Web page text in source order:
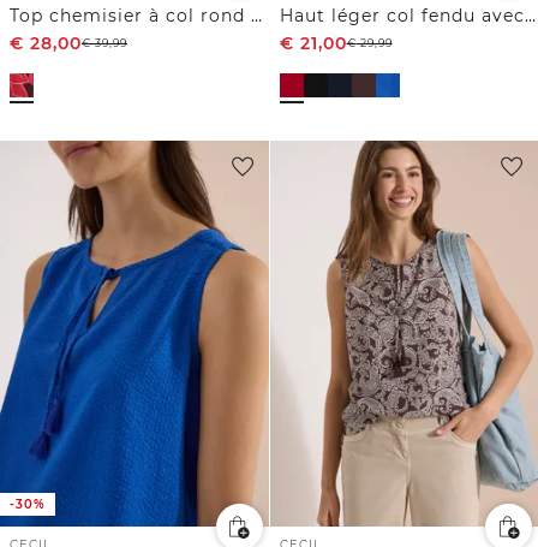
Top chemisier à col rond avec détail bande
€ 28,00€39,99
Haut léger col fendu avec cordons
€ 21,00€29,99
-30%